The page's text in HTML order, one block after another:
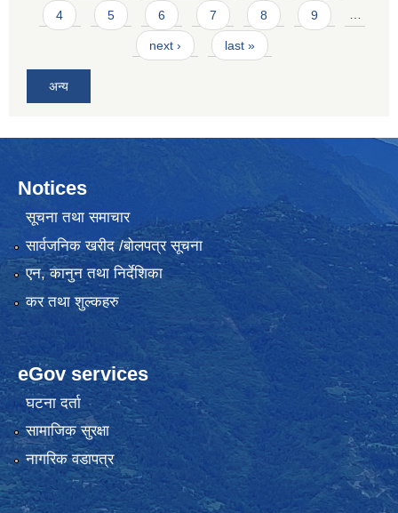
4 5 6 7 8 9 …
next › last »
अन्य
Notices
सूचना तथा समाचार
सार्वजनिक खरीद /बोलपत्र सूचना
एन, कानुन तथा निर्देशिका
कर तथा शुल्कहरु
eGov services
घटना दर्ता
सामाजिक सुरक्षा
नागरिक वडापत्र